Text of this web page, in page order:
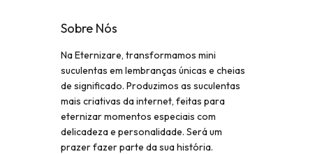
Sobre Nós
Na Eternizare, transformamos mini
suculentas em lembranças únicas e cheias
de significado. Produzimos as suculentas
mais criativas da internet, feitas para
eternizar momentos especiais com
delicadeza e personalidade. Será um
prazer fazer parte da sua história.